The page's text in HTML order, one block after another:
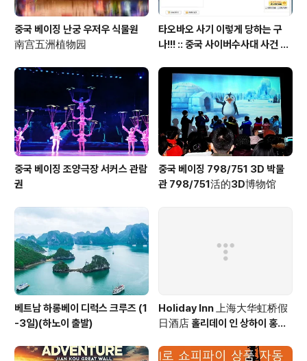
중국 베이징 난궁 우저우 식물원
南宫五洲植物园
타오바오 사기 이렇게 당하는 구
나!!! :: 중국 사이버수사대 사건 접
중국 베이징 조양극장 서커스 관람
권
중국 베이징 798/751 3D 박물
관 798/751活的3D博物馆
베트남 하롱베이 디럭스 크루즈 (1
-3일)(하노이 출발)
Holiday Inn 上海大华虹桥假
日酒店 홀리데이 인 상하이 홍차
ngqiao